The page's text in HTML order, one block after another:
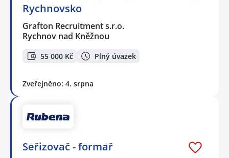
Rychnovsko
Grafton Recruitment s.r.o.
Rychnov nad Kněžnou
55 000 Kč Plný úvazek
Zveřejněno: 4. srpna
Seřizovač - formař